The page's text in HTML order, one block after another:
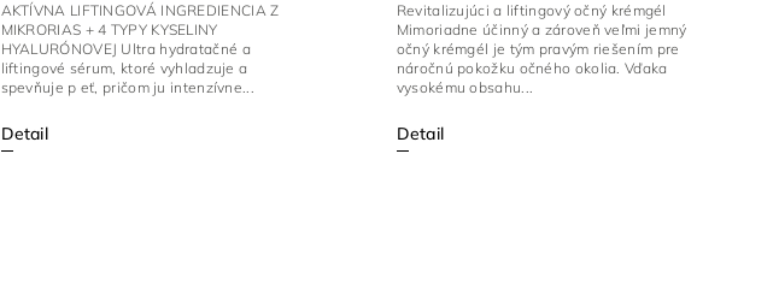
Detail
AKTÍVNA LIFTINGOVÁ INGREDIENCIA Z
MIKRORIAS + 4 TYPY KYSELINY
HYALURÓNOVEJ Ultra hydratačné a
liftingové sérum, ktoré vyhladzuje a
spevňuje pleť, pričom ju intenzívne...
Detail
Revitalizujúci a liftingový očný krémgél
Mimoriadne účinný a zároveň veľmi jemný
očný krémgél je tým pravým riešením pre
náročnú pokožku očného okolia. Vďaka
vysokému obsahu...